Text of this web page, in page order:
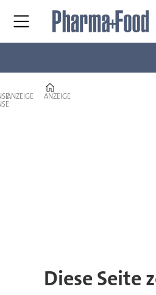
ANZEIGE ANZEIGE
Diese Seite